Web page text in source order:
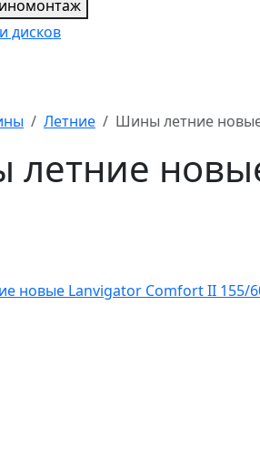
Летние Шины летние